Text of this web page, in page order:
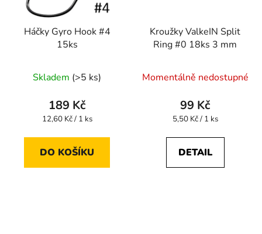
Háčky Gyro Hook #4
15ks
Skladem (>5 ks)
189 Kč
Měrná
12,60 Kč / 1 ks
DO KOŠÍKU
Kroužky ValkeIN Split
Ring #0 18ks 3 mm
Momentálně nedostupné
99 Kč
Měrná
5,50 Kč / 1 ks
DETAIL